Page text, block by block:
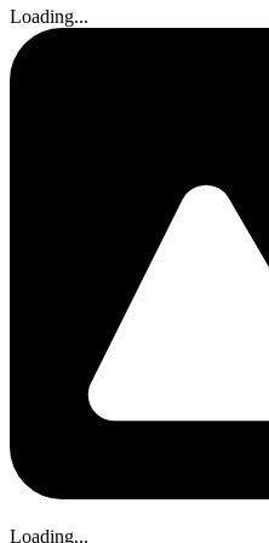
Loading...
Loading...